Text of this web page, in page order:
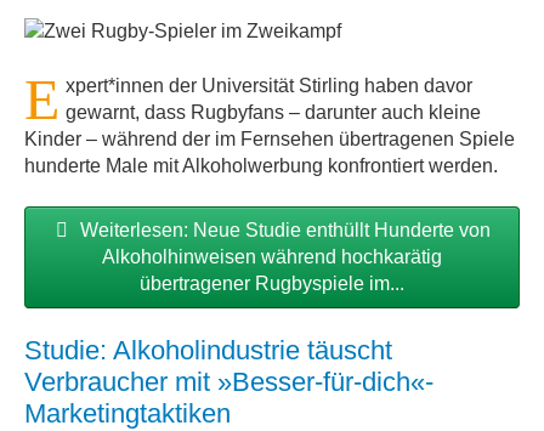
E xpert*innen der Universität Stirling haben davor
gewarnt, dass Rugbyfans – darunter auch kleine
Kinder – während der im Fernsehen übertragenen Spiele
hunderte Male mit Alkoholwerbung konfrontiert werden.
Weiterlesen: Neue Studie enthüllt Hunderte von
Alkoholhinweisen während hochkarätig
übertragener Rugbyspiele im...
Studie: Alkoholindustrie täuscht
Verbraucher mit »Besser-für-dich«-
Marketingtaktiken